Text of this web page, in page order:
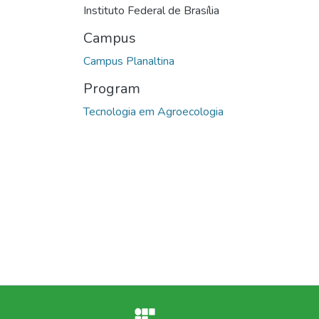
Instituto Federal de Brasília
Campus
Campus Planaltina
Program
Tecnologia em Agroecologia